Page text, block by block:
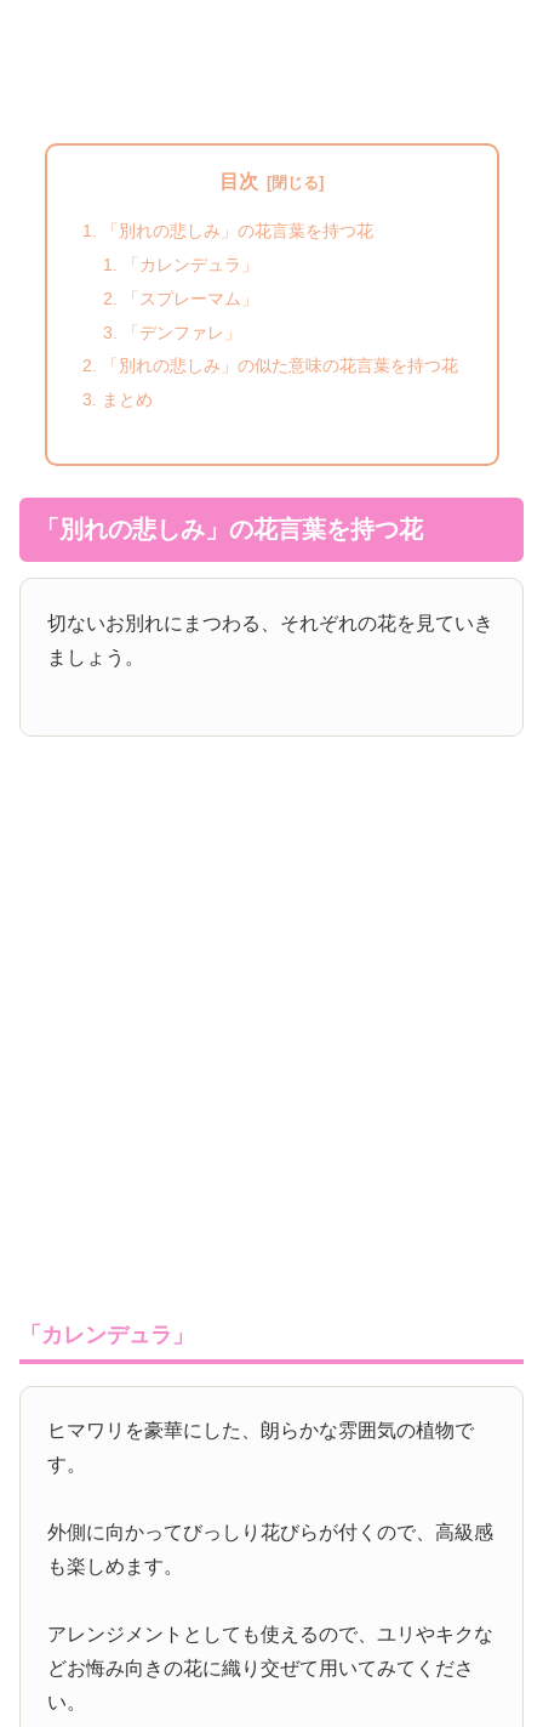
目次
「別れの悲しみ」の花言葉を持つ花
「カレンデュラ」
「スプレーマム」
「デンファレ」
「別れの悲しみ」の似た意味の花言葉を持つ花
まとめ
「別れの悲しみ」の花言葉を持つ花
切ないお別れにまつわる、それぞれの花を見ていき
ましょう。
「カレンデュラ」
ヒマワリを豪華にした、朗らかな雰囲気の植物で
す。
外側に向かってびっしり花びらが付くので、高級感
も楽しめます。
アレンジメントとしても使えるので、ユリやキクな
どお悔み向きの花に織り交ぜて用いてみてくださ
い。